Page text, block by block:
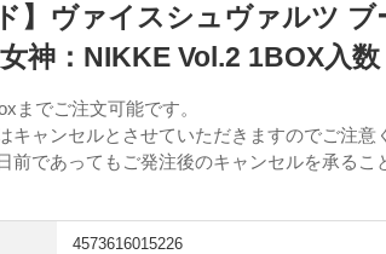
】ヴァイスシュヴァルツ
神：NIKKE Vol.2 1BOX入数
までご注文可能です。
キャンセルとさせていただきますのでご注意
前であってもご発注後のキャンセルを承るこ
4573616015226